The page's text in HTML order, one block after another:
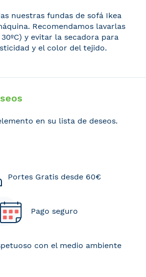
nuestras fundas de sofá Ikea
Recomendamos lavarlas
y evitar la secadora para
y el color del tejido.
en su lista de deseos.
Portes Gratis desde 60€
Pago seguro
con el medio ambiente